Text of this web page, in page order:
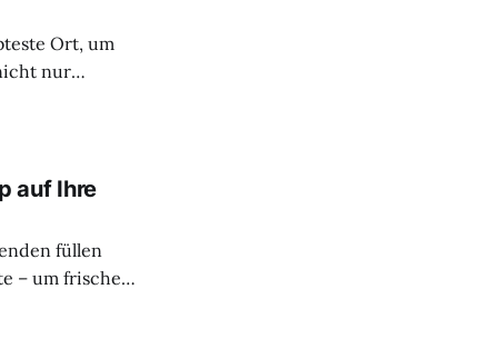
Ort, um
nur
Geschichten
auf Ihre
füllen
– um frische
einen Tag